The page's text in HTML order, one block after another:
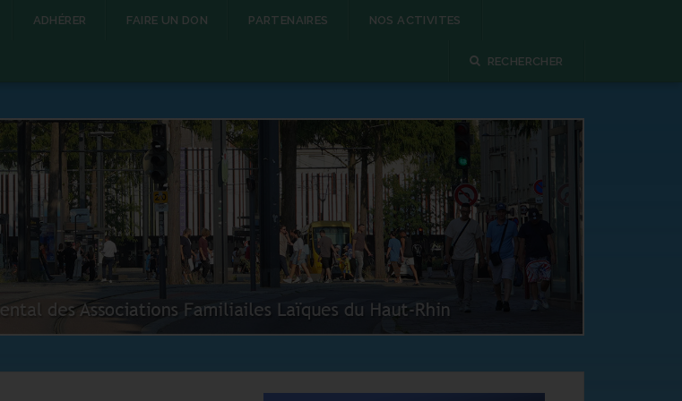
ADHÉRER FAIRE UN DON PARTENAIRES NOS ACTIVITES
RECHERCHER